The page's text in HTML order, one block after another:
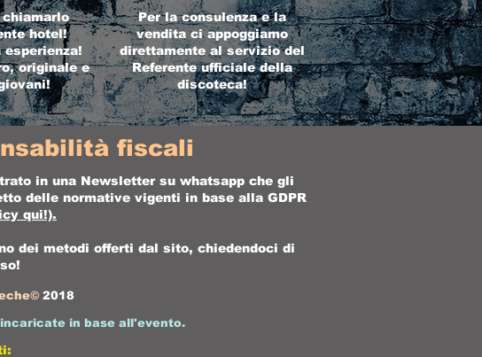
hotel!
esperienza!
originale e
Per la consulenza e la
vendita ci appoggiamo
direttamente al servizio del
Referente ufficiale della
discoteca!
fiscali
in una Newsletter su whatsapp che gli
delle normative vigenti in base alla GDPR
qui!).
dei metodi offerti dal sito, chiedendoci di
2018
in base all'evento.